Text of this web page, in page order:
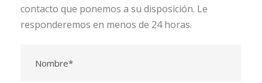
contacto que ponemos a su disposición. Le
responderemos en menos de 24 horas.